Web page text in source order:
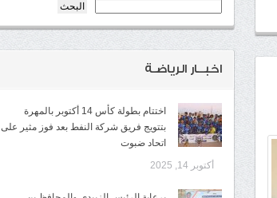
البحث
اخبــار الرياضـة
اختتام بطولة كأس 14 أكتوبر بالمهرة
بتتويج فريق شركة النفط بعد فوز مثير على
اتحاد ضبوت
أكتوبر 14, 2025